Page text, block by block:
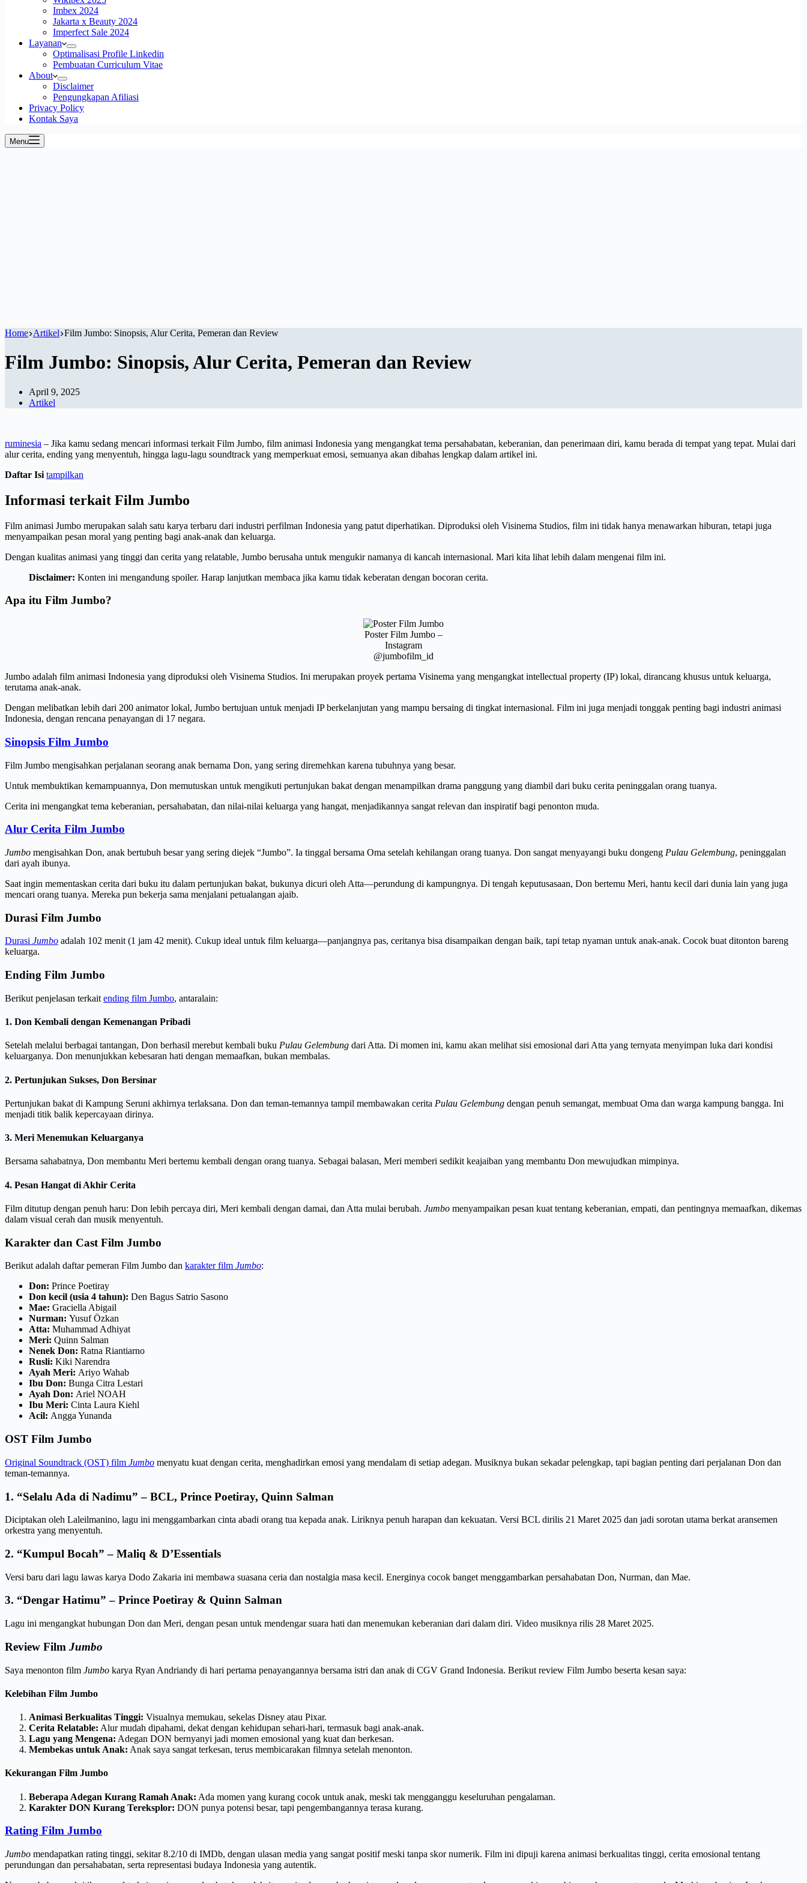
Imbex 2024
Jakarta x Beauty 2024
Imperfect Sale 2024
Layanan
Optimalisasi Profile Linkedin
Pembuatan Curriculum Vitae
About
Disclaimer
Pengungkapan Afiliasi
Privacy Policy
Kontak Saya
Menu
Home Artikel Film Jumbo: Sinopsis, Alur Cerita, Pemeran dan Review
Film Jumbo: Sinopsis, Alur Cerita, Pemeran dan Review
April 9, 2025
Artikel
ruminesia – Jika kamu sedang mencari informasi terkait Film Jumbo, film animasi Indonesia yang mengangkat tema persahabatan, keberanian, dan penerimaan diri, kamu berada di tempat yang tepat. Mulai dari
alur cerita, ending yang menyentuh, hingga lagu-lagu soundtrack yang memperkuat emosi, semuanya akan dibahas lengkap dalam artikel ini.
Daftar Isi tampilkan
Informasi terkait Film Jumbo
Film animasi Jumbo merupakan salah satu karya terbaru dari industri perfilman Indonesia yang patut diperhatikan. Diproduksi oleh Visinema Studios, film ini tidak hanya menawarkan hiburan, tetapi juga
menyampaikan pesan moral yang penting bagi anak-anak dan keluarga.
Dengan kualitas animasi yang tinggi dan cerita yang relatable, Jumbo berusaha untuk mengukir namanya di kancah internasional. Mari kita lihat lebih dalam mengenai film ini.
Disclaimer: Konten ini mengandung spoiler. Harap lanjutkan membaca jika kamu tidak keberatan dengan bocoran cerita.
Apa itu Film Jumbo?
Poster Film Jumbo –
Instagram
@jumbofilm_id
Jumbo adalah film animasi Indonesia yang diproduksi oleh Visinema Studios. Ini merupakan proyek pertama Visinema yang mengangkat intellectual property (IP) lokal, dirancang khusus untuk keluarga,
terutama anak-anak.
Dengan melibatkan lebih dari 200 animator lokal, Jumbo bertujuan untuk menjadi IP berkelanjutan yang mampu bersaing di tingkat internasional. Film ini juga menjadi tonggak penting bagi industri animasi
Indonesia, dengan rencana penayangan di 17 negara.
Sinopsis Film Jumbo
Film Jumbo mengisahkan perjalanan seorang anak bernama Don, yang sering diremehkan karena tubuhnya yang besar.
Untuk membuktikan kemampuannya, Don memutuskan untuk mengikuti pertunjukan bakat dengan menampilkan drama panggung yang diambil dari buku cerita peninggalan orang tuanya.
Cerita ini mengangkat tema keberanian, persahabatan, dan nilai-nilai keluarga yang hangat, menjadikannya sangat relevan dan inspiratif bagi penonton muda.
Alur Cerita Film Jumbo
Jumbo mengisahkan Don, anak bertubuh besar yang sering diejek “Jumbo”. Ia tinggal bersama Oma setelah kehilangan orang tuanya. Don sangat menyayangi buku dongeng Pulau Gelembung, peninggalan
dari ayah ibunya.
Saat ingin mementaskan cerita dari buku itu dalam pertunjukan bakat, bukunya dicuri oleh Atta—perundung di kampungnya. Di tengah keputusasaan, Don bertemu Meri, hantu kecil dari dunia lain yang juga
mencari orang tuanya. Mereka pun bekerja sama menjalani petualangan ajaib.
Durasi Film Jumbo
Durasi Jumbo adalah 102 menit (1 jam 42 menit). Cukup ideal untuk film keluarga—panjangnya pas, ceritanya bisa disampaikan dengan baik, tapi tetap nyaman untuk anak-anak. Cocok buat ditonton bareng
keluarga.
Ending Film Jumbo
Berikut penjelasan terkait ending film Jumbo, antaralain:
1. Don Kembali dengan Kemenangan Pribadi
Setelah melalui berbagai tantangan, Don berhasil merebut kembali buku Pulau Gelembung dari Atta. Di momen ini, kamu akan melihat sisi emosional dari Atta yang ternyata menyimpan luka dari kondisi
keluarganya. Don menunjukkan kebesaran hati dengan memaafkan, bukan membalas.
2. Pertunjukan Sukses, Don Bersinar
Pertunjukan bakat di Kampung Seruni akhirnya terlaksana. Don dan teman-temannya tampil membawakan cerita Pulau Gelembung dengan penuh semangat, membuat Oma dan warga kampung bangga. Ini
menjadi titik balik kepercayaan dirinya.
3. Meri Menemukan Keluarganya
Bersama sahabatnya, Don membantu Meri bertemu kembali dengan orang tuanya. Sebagai balasan, Meri memberi sedikit keajaiban yang membantu Don mewujudkan mimpinya.
4. Pesan Hangat di Akhir Cerita
Film ditutup dengan penuh haru: Don lebih percaya diri, Meri kembali dengan damai, dan Atta mulai berubah. Jumbo menyampaikan pesan kuat tentang keberanian, empati, dan pentingnya memaafkan, dikemas
dalam visual cerah dan musik menyentuh.
Karakter dan Cast Film Jumbo
Berikut adalah daftar pemeran Film Jumbo dan karakter film Jumbo:
Don: Prince Poetiray
Don kecil (usia 4 tahun): Den Bagus Satrio Sasono
Mae: Graciella Abigail
Nurman: Yusuf Özkan
Atta: Muhammad Adhiyat
Meri: Quinn Salman
Nenek Don: Ratna Riantiarno
Rusli: Kiki Narendra
Ayah Meri: Ariyo Wahab
Ibu Don: Bunga Citra Lestari
Ayah Don: Ariel NOAH
Ibu Meri: Cinta Laura Kiehl
Acil: Angga Yunanda
OST Film Jumbo
Original Soundtrack (OST) film Jumbo menyatu kuat dengan cerita, menghadirkan emosi yang mendalam di setiap adegan. Musiknya bukan sekadar pelengkap, tapi bagian penting dari perjalanan Don dan
teman-temannya.
1. “Selalu Ada di Nadimu” – BCL, Prince Poetiray, Quinn Salman
Diciptakan oleh Laleilmanino, lagu ini menggambarkan cinta abadi orang tua kepada anak. Liriknya penuh harapan dan kekuatan. Versi BCL dirilis 21 Maret 2025 dan jadi sorotan utama berkat aransemen
orkestra yang menyentuh.
2. “Kumpul Bocah” – Maliq & D’Essentials
Versi baru dari lagu lawas karya Dodo Zakaria ini membawa suasana ceria dan nostalgia masa kecil. Energinya cocok banget menggambarkan persahabatan Don, Nurman, dan Mae.
3. “Dengar Hatimu” – Prince Poetiray & Quinn Salman
Lagu ini mengangkat hubungan Don dan Meri, dengan pesan untuk mendengar suara hati dan menemukan keberanian dari dalam diri. Video musiknya rilis 28 Maret 2025.
Review Film Jumbo
Saya menonton film Jumbo karya Ryan Andriandy di hari pertama penayangannya bersama istri dan anak di CGV Grand Indonesia. Berikut review Film Jumbo beserta kesan saya:
Kelebihan Film Jumbo
Animasi Berkualitas Tinggi: Visualnya memukau, sekelas Disney atau Pixar.
Cerita Relatable: Alur mudah dipahami, dekat dengan kehidupan sehari-hari, termasuk bagi anak-anak.
Lagu yang Mengena: Adegan DON bernyanyi jadi momen emosional yang kuat dan berkesan.
Membekas untuk Anak: Anak saya sangat terkesan, terus membicarakan filmnya setelah menonton.
Kekurangan Film Jumbo
Beberapa Adegan Kurang Ramah Anak: Ada momen yang kurang cocok untuk anak, meski tak mengganggu keseluruhan pengalaman.
Karakter DON Kurang Tereksplor: DON punya potensi besar, tapi pengembangannya terasa kurang.
Rating Film Jumbo
Jumbo mendapatkan rating tinggi, sekitar 8.2/10 di IMDb, dengan ulasan media yang sangat positif meski tanpa skor numerik. Film ini dipuji karena animasi berkualitas tinggi, cerita emosional tentang
perundungan dan persahabatan, serta representasi budaya Indonesia yang autentik.